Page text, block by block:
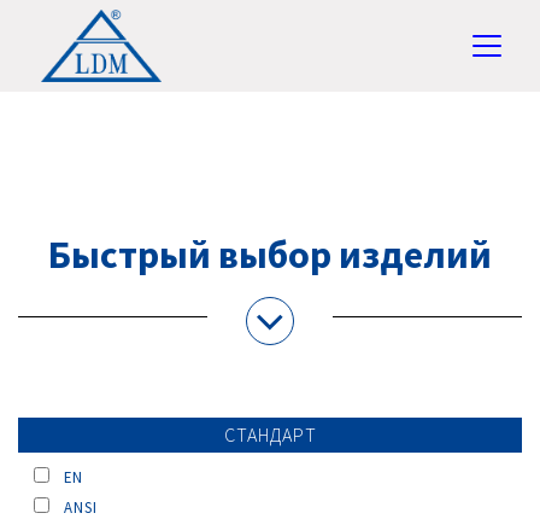
Быстрый выбор изделий
СТАНДАРТ
EN
ANSI